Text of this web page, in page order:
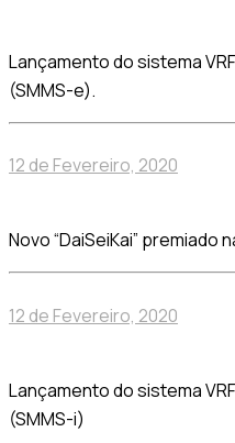
Lançamento do sistema
(SMMS-e).
12 de Fevereiro, 2020
Novo “DaiSeiKai” premiado
12 de Fevereiro, 2020
Lançamento do sistema
(SMMS-i)